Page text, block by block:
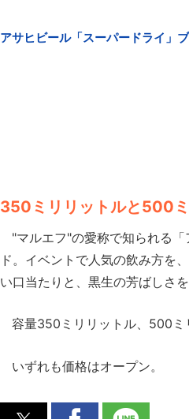
350ミリリットルと500
"マルエフ"の愛称で知られる「
ド。イベントで人気の飲み方を
い口当たりと、黒生の芳ばしさを
容量350ミリリットル、500ミ
いずれも価格はオープン。